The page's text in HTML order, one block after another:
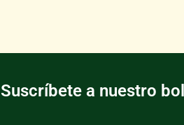
Suscríbete a nuestro